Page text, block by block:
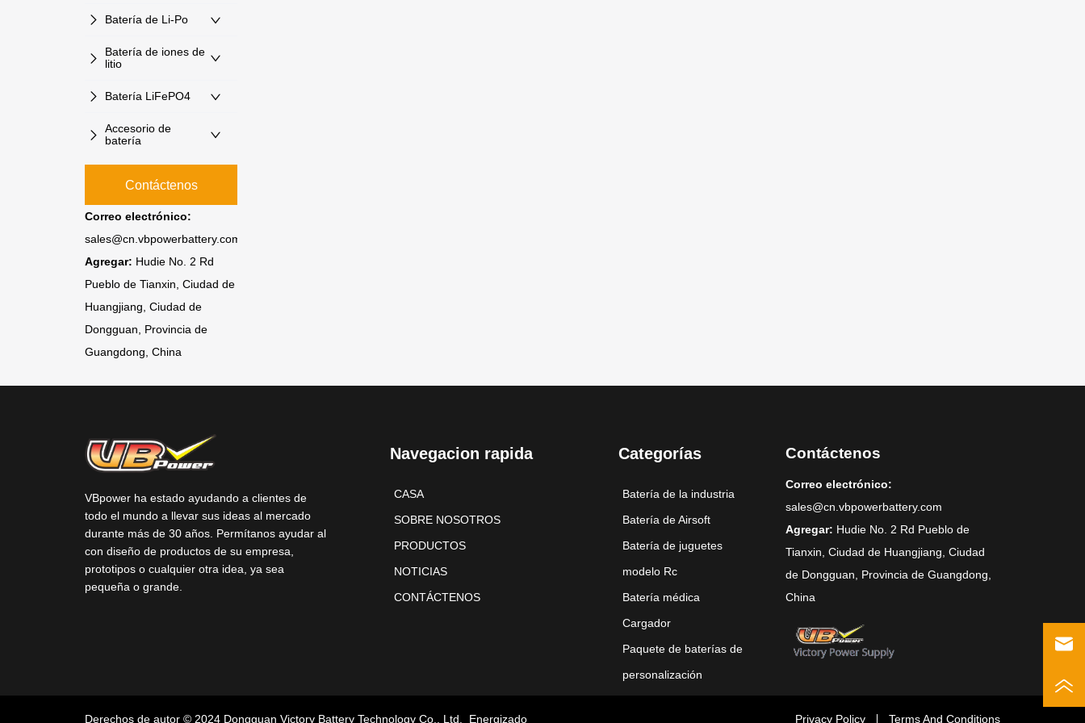
Batería de Li-Po
Batería de iones de
litio
Batería LiFePO4
Accesorio de
batería
Contáctenos
Correo electrónico:
sales@cn.vbpowerbattery.com
Agregar: Hudie No. 2 Rd
Pueblo de Tianxin, Ciudad de
Huangjiang, Ciudad de
Dongguan, Provincia de
Guangdong, China
VBpower ha estado ayudando a clientes de
todo el mundo a llevar sus ideas al mercado
durante más de 30 años. Permítanos ayudar al
con diseño de productos de su empresa,
prototipos o cualquier otra idea, ya sea
pequeña o grande.
Navegacion rapida
CASA
SOBRE NOSOTROS
PRODUCTOS
NOTICIAS
CONTÁCTENOS
Categorías
Batería de la industria
Batería de Airsoft
Batería de juguetes
modelo Rc
Batería médica
Cargador
Paquete de baterías de
personalización
Contáctenos
Correo electrónico:
sales@cn.vbpowerbattery.com
Agregar: Hudie No. 2 Rd Pueblo de
Tianxin, Ciudad de Huangjiang, Ciudad
de Dongguan, Provincia de Guangdong,
China
Derechos de autor © 2024 Dongguan Victory Battery Technology Co., Ltd. Energizado Privacy Policy Terms And Conditions